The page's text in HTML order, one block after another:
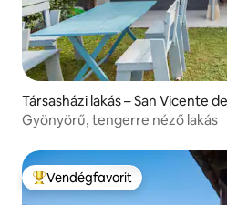
Társasházi lakás – San Vicente
Gyönyörű, tengerre néző lakás
Kiemelt vendégfavorit
Vendégfavorit